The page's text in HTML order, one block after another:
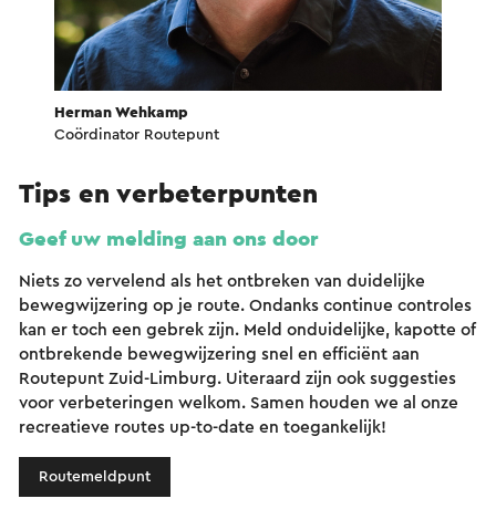
Herman Wehkamp
Coördinator Routepunt
Tips en verbeterpunten
Geef uw melding aan ons door
Niets zo vervelend als het ontbreken van duidelijke
bewegwijzering op je route. Ondanks continue controles
kan er toch een gebrek zijn. Meld onduidelijke, kapotte of
ontbrekende bewegwijzering snel en efficiënt aan
Routepunt Zuid-Limburg. Uiteraard zijn ook suggesties
voor verbeteringen welkom. Samen houden we al onze
recreatieve routes up-to-date en toegankelijk!
Routemeldpunt